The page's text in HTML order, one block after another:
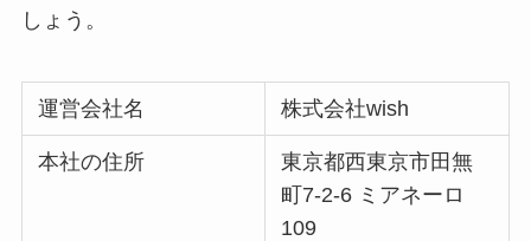
しょう。
運営会社名 株式会社wish
本社の住所
東京都西東京市田無
町7-2-6 ミアネーロ
109